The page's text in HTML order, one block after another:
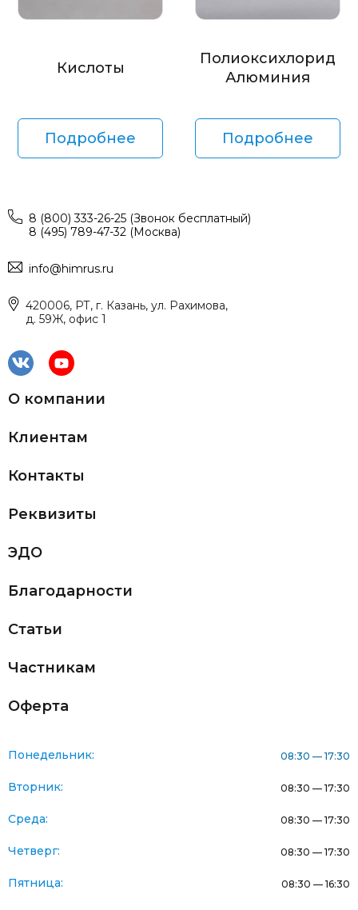
Кислоты
Подробнее
Полиоксихлорид
Алюминия
Подробнее
8 (800) 333-26-25 (Звонок бесплатный)
8 (495) 789-47-32 (Москва)
info@himrus.ru
420006, РТ, г. Казань, ул. Рахимова,
д. 59Ж, офис 1
О компании
Клиентам
Контакты
Реквизиты
ЭДО
Благодарности
Статьи
Частникам
Оферта
Понедельник: 08:30 — 17:30
Вторник: 08:30 — 17:30
Среда: 08:30 — 17:30
Четверг: 08:30 — 17:30
Пятница: 08:30 — 16:30